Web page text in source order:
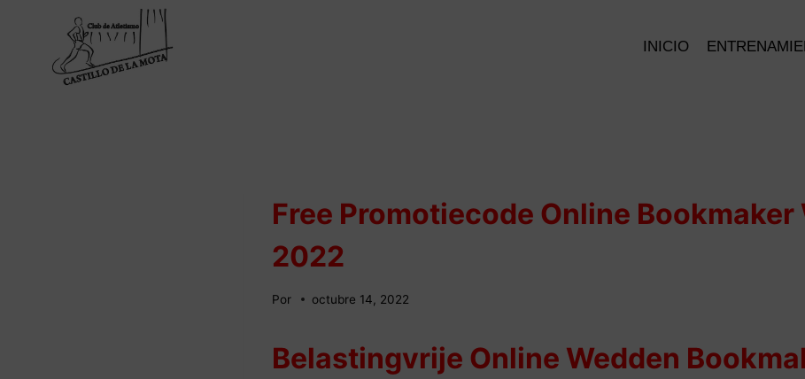
contenido
INICIO
Free Promotiecode Online Bookmaker
2022
Por octubre 14, 2022
Belastingvrije Online Wedden